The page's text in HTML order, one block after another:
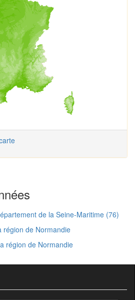
de la Seine-Maritime (76)
région de Normandie
région de Normandie